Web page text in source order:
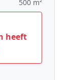
500 m²
heeft